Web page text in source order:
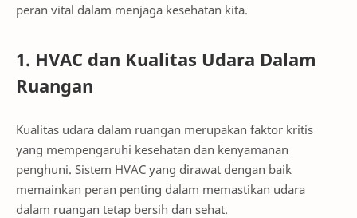
peran vital dalam menjaga kesehatan kita.
1. HVAC dan Kualitas Udara Dalam
Ruangan
Kualitas udara dalam ruangan merupakan faktor kritis
yang mempengaruhi kesehatan dan kenyamanan
penghuni. Sistem HVAC yang dirawat dengan baik
memainkan peran penting dalam memastikan udara
dalam ruangan tetap bersih dan sehat.